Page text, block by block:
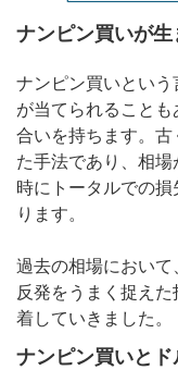
ナンピン買いが
ナンピン買いとい
が当てられること
合いを持ちます。古
た手法であり、相
時にトータルでの
ります。
過去の相場におい
反発をうまく捉え
着していきました。
ナンピン買いと